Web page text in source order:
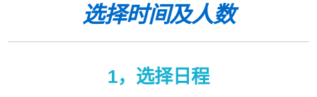
选择时间及人数
1，选择日程